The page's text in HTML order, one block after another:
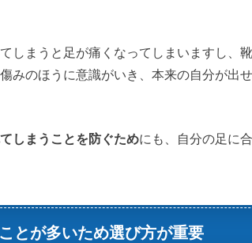
しまうと足が痛くなってしまいますし、
みのほうに意識がいき、本来の自分が出
しまうことを防ぐためにも、自分の足に
とが多いため選び方が重要